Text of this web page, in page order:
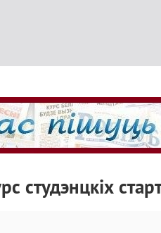
студэнцкіх